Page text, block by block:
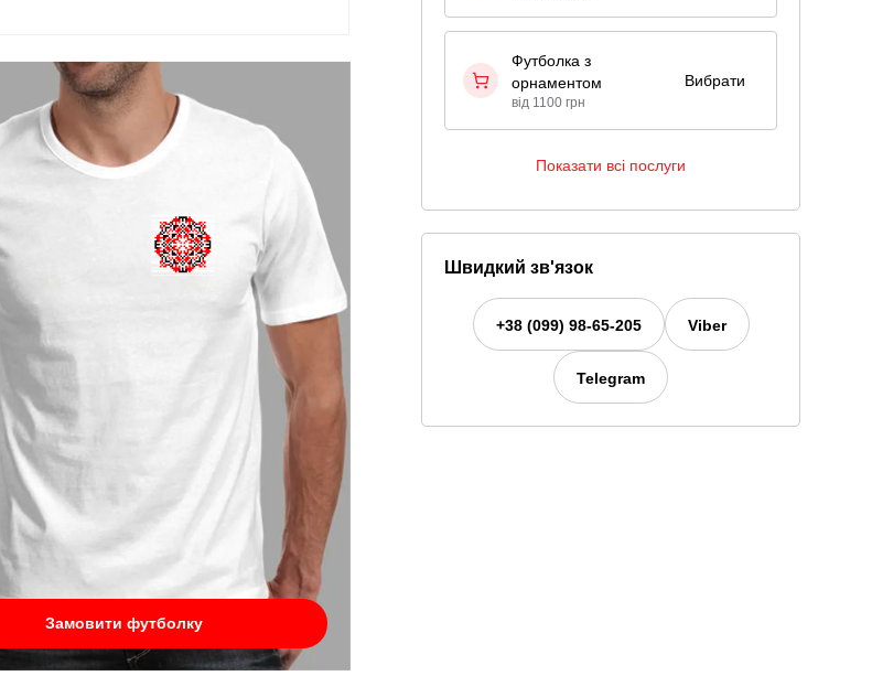
Замовити футболку
Футболка з
орнаментом
від 1100 грн
Вибрати
Показати всі послуги
Швидкий зв'язок
+38 (099) 98-65-205 Viber
Telegram